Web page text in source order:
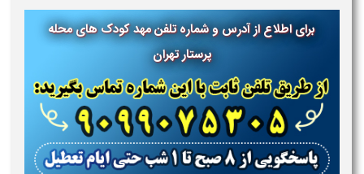
برای اطلاع از آدرس و شماره تلفن مهد کودک های محله
پرستار تهران